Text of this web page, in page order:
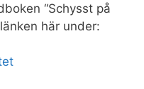
“Schysst på
här under: